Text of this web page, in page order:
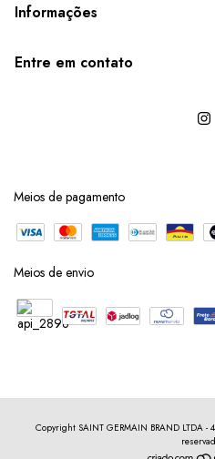
Informações
Entre em contato
Meios de pagamento
Meios de envio
Copyright SAINT GERMAIN BRAND LTDA -